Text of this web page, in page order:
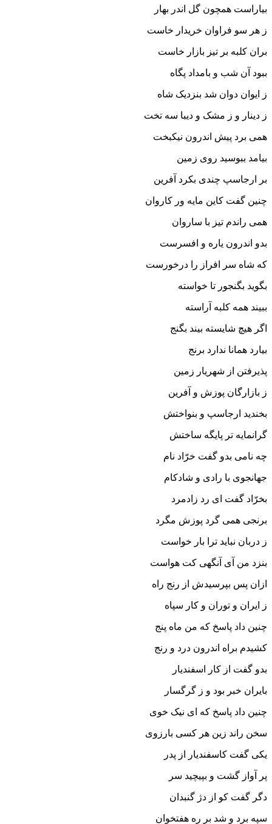
بیاراست همچون گل اندر بهار
ز هر سو فراوان خریدار خاست
بران کلبه بر تیز بازار خاست‏
ببود آن شب و بامداد پگاه
ز ایوان دوان شد بنزدیک شاه‏
ز دینار و ز مشک و دیبا سه تخت
همى برد پیش اندرون نیکبخت‏
بیامد ببوسید روى زمین
بر ارجاسپ چندى بکرد آفرین‏
چنین گفت کاین مایه ور کاروان
همى راندم تیز با ساروان‏
بدو اندرون یاره و افسرست
که شاه سر افراز را درخورست‏
بگوید بگنجور تا خواسته
ببیند همه کلبه آراسته‏
اگر هیچ شایسته بیند بگنج
بیارد همانا ندارد برنج‏
پذیرفتن از شهریار زمین
ز بازارگان پوزش و آفرین‏
بخندید ارجاسپ و بنواختش
گرانمایه تر پایگه ساختش‏
چه نامى بدو گفت خرّاد نام
جهانجوى با رادى و شادکام‏
بخرّاد گفت اى رد زادمرد
برنجى همى گرد پوزش مگرد
ز دربان نباید ترا بار خواست
بنزد من آى آنگهى کت هواست‏
ازان پس بپرسیدش از رنج راه
ز ایران و توران و کار سپاه‏
چنین داد پاسخ که من ماه پنج
کشیدم براه اندرون درد و رنج‏
بدو گفت از کار اسفندیار
بایران خبر بود و ز گرگسار
چنین داد پاسخ که اى نیک خوى
سخن راند زین هر کسى بارزوى‏
یکى گفت کاسفندیار از پدر
پر آواز گشت و بپیچید سر
دگر گفت کو از دژ گنبدان
سپه برد و شد بر ره هفتخوان‏